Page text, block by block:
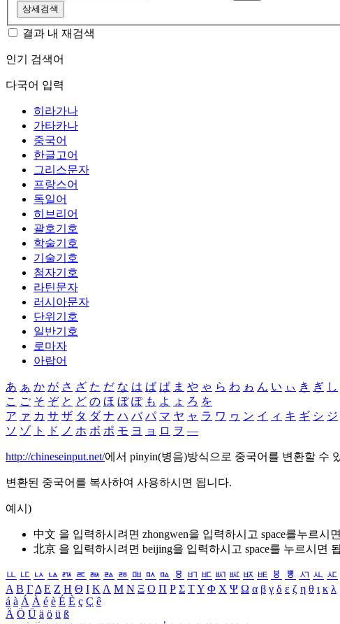
상세검색
결과 내 재검색
인기 검색어
다국어 입력
히라가나
가타카나
중국어
한글고어
그리스문자
프랑스어
독일어
히브리어
괄호기호
학술기호
기술기호
첨자기호
라틴문자
러시아문자
단위기호
일반기호
로마자
아랍어
あ ぁ か が さ ざ た だ な は ば ぱ ま や ゃ ら わ ゎ ん い ぃ き ぎ し
こ ご そ ぞ と ど の ほ ぼ ぽ も よ ょ ろ を
ア ァ カ サ ザ タ ダ ナ ハ バ パ マ ヤ ャ ラ ワ ヮ ン イ ィ キ ギ シ ジ
ソ ゾ ト ド ノ ホ ボ ポ モ ヨ ョ ロ ヲ ―
http://chineseinput.net/에서 pinyin(병음)방식으로 중국어를 변환할 수
변환된 중국어를 복사하여 사용하시면 됩니다.
예시)
中文 을 입력하시려면 zhongwen을 입력하시고 space를누르시
北京 을 입력하시려면 beijing을 입력하시고 space를 누르시면
ㅥ ㅦ ㅧ ㅨ ㅩ ㅪ ㅫ ㅬ ㅭ ㅮ ㅯ ㅰ ㅱ ㅲ ㅳ ㅴ ㅵ ㅶ ㅷ ㅸ ㅹ ㅺ ㅻ ㅼ
Α Β ΓΔ Ε Ζ Η Θ Ι ΚΛ Μ Ν Ξ Ο Π Ρ Σ ΤΥ Φ Χ Ψ Ω α β γ δ ε ζ η θ ι κ λ
á à Á À é è É È ç Ç ê
Ä Ö Ü ä ö ü ß